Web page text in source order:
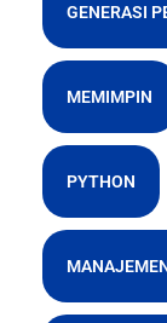
GENERASI
MEMIMPIN
PYTHON